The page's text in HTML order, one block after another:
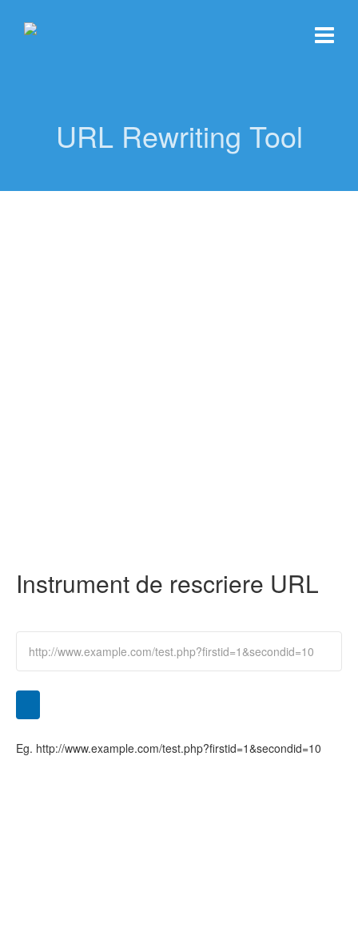
URL Rewriting Tool
Instrument de rescriere URL
Eg. http://www.example.com/test.php?firstid=1&secondid=10